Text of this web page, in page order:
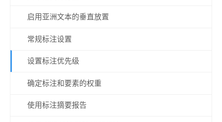
启用亚洲文本的垂直放置
常规标注设置
设置标注优先级
确定标注和要素的权重
使用标注摘要报告